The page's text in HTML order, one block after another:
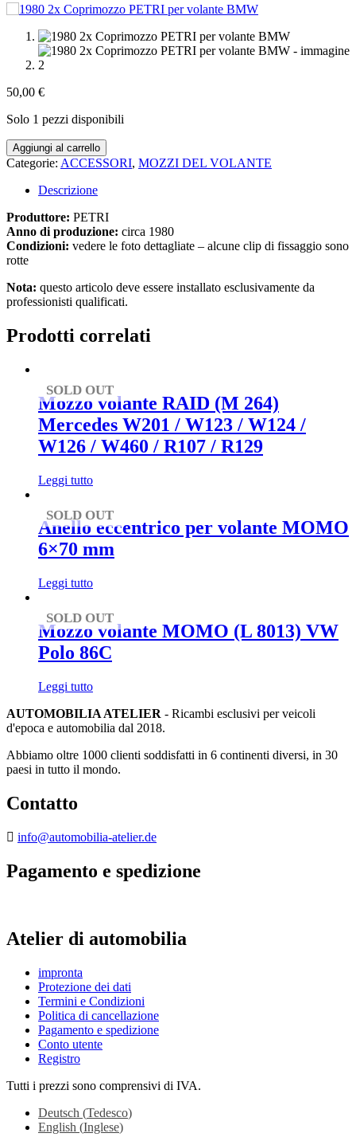
50,00 €
Solo 1 pezzi disponibili
1980
2x
Coprimozzo
PETRI
volante
BMW
quantità
Aggiungi al carrello
Categorie: ACCESSORI, MOZZI DEL VOLANTE
Descrizione
Produttore: PETRI
Anno di produzione: circa 1980
Condizioni: vedere le foto dettagliate – alcune clip di fissaggio sono
rotte
Nota: questo articolo deve essere installato esclusivamente da
professionisti qualificati.
Prodotti correlati
SOLD OUT
Mozzo volante RAID (M 264)
Mercedes W201 / W123 / W124 /
W126 / W460 / R107 / R129
Leggi tutto
SOLD OUT
Anello eccentrico per volante MOMO
6×70 mm
Leggi tutto
SOLD OUT
Mozzo volante MOMO (L 8013) VW
Polo 86C
Leggi tutto
AUTOMOBILIA ATELIER - Ricambi esclusivi per veicoli
d'epoca e automobilia dal 2018.
Abbiamo oltre 1000 clienti soddisfatti in 6 continenti diversi, in 30
paesi in tutto il mondo.
Contatto
info@automobilia-atelier.de
Pagamento e spedizione
Atelier di automobilia
impronta
Protezione dei dati
Termini e Condizioni
Politica di cancellazione
Pagamento e spedizione
Conto utente
Registro
Tutti i prezzi sono comprensivi di IVA.
Deutsch (Tedesco)
English (Inglese)